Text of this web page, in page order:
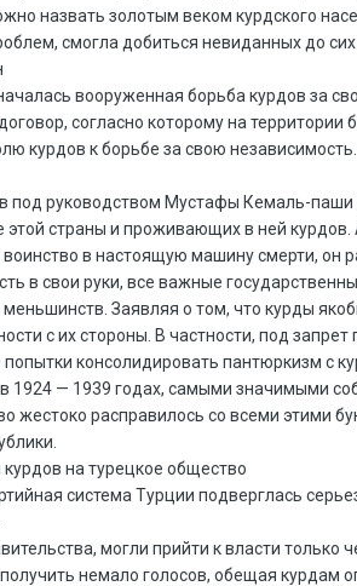
назвать золотым веком курдского
смогла добиться невиданных до
вооруженная борьба курдов за
согласно которому на
курдов к борьбе за свою
под руководством Мустафы Кемаль-
страны и проживающих в ней
в настоящую машину смерти, он
в свои руки, все важные
Заявляя о том, что курды
с их стороны. В частности, под
консолидировать пантюркизм с
1924 — 1939 годах, самыми значимыми
жестоко расправилось со всеми этими
на турецкое общество
система Турции подверглась
могли прийти к власти
немало голосов, обещая курдам